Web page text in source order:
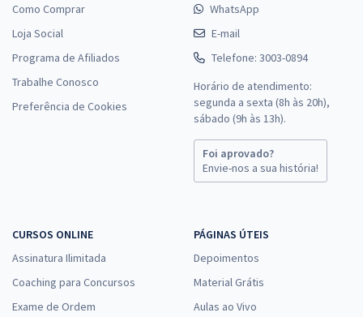
Como Comprar
Loja Social
Programa de Afiliados
Trabalhe Conosco
Preferência de Cookies
WhatsApp
E-mail
Telefone: 3003-0894
Horário de atendimento:
segunda a sexta (8h às 20h),
sábado (9h às 13h).
Foi aprovado?
Envie-nos a sua história!
CURSOS ONLINE
Assinatura Ilimitada
Coaching para Concursos
Exame de Ordem
PÁGINAS ÚTEIS
Depoimentos
Material Grátis
Aulas ao Vivo